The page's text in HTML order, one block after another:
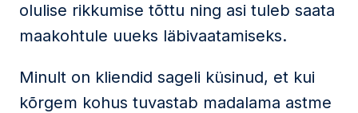
olulise rikkumise tõttu ning asi tuleb saata
maakohtule uueks läbivaatamiseks.
Minult on kliendid sageli küsinud, et kui
kõrgem kohus tuvastab madalama astme